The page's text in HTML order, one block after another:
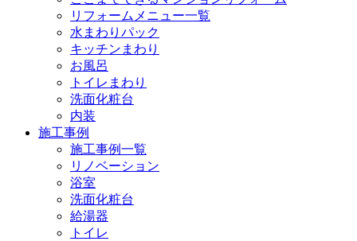
リフォームメニュー一覧
水まわりパック
キッチンまわり
お風呂
トイレまわり
洗面化粧台
内装
施工事例
施工事例一覧
リノベーション
浴室
洗面化粧台
給湯器
トイレ